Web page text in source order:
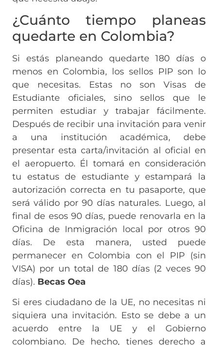
¿Cuánto tiempo planeas
quedarte en Colombia?
Si estás planeando quedarte 180 días o
menos en Colombia, los sellos PIP son lo
que necesitas. Estas no son Visas de
Estudiante oficiales, sino sellos que le
permiten estudiar y trabajar fácilmente.
Después de recibir una invitación para venir
a una institución académica, debe
presentar esta carta/invitación al oficial en
el aeropuerto. Él tomará en consideración
tu estatus de estudiante y estampará la
autorización correcta en tu pasaporte, que
será válido por 90 días naturales. Luego, al
final de esos 90 días, puede renovarla en la
Oficina de Inmigración local por otros 90
días. De esta manera, usted puede
permanecer en Colombia con el PIP (sin
VISA) por un total de 180 días (2 veces 90
días). Becas Oea
Si eres ciudadano de la UE, no necesitas ni
siquiera una invitación. Esto se debe a un
acuerdo entre la UE y el Gobierno
colombiano. De hecho, tienes derecho a